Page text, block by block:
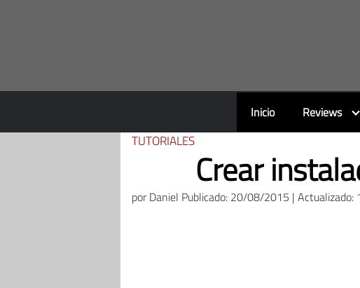
Inicio Reviews
TUTORIALES
Crear
porDaniel Publicado: 20/08/2015 |